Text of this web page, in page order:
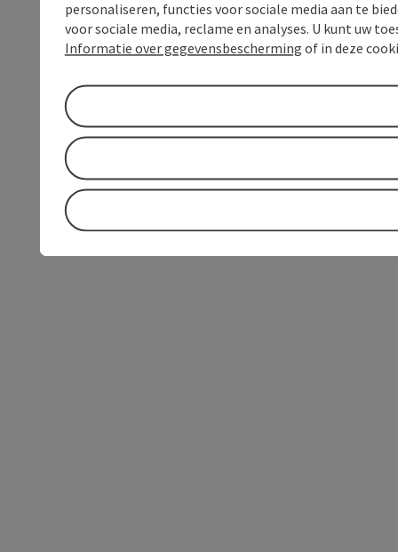
personaliseren, functies voor sociale media aan te
voor sociale media, reclame en analyses. U kunt uw
Informatie over gegevensbescherming of in deze